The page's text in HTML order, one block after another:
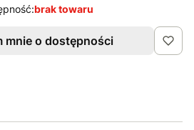
brak towaru
mnie o dostępności